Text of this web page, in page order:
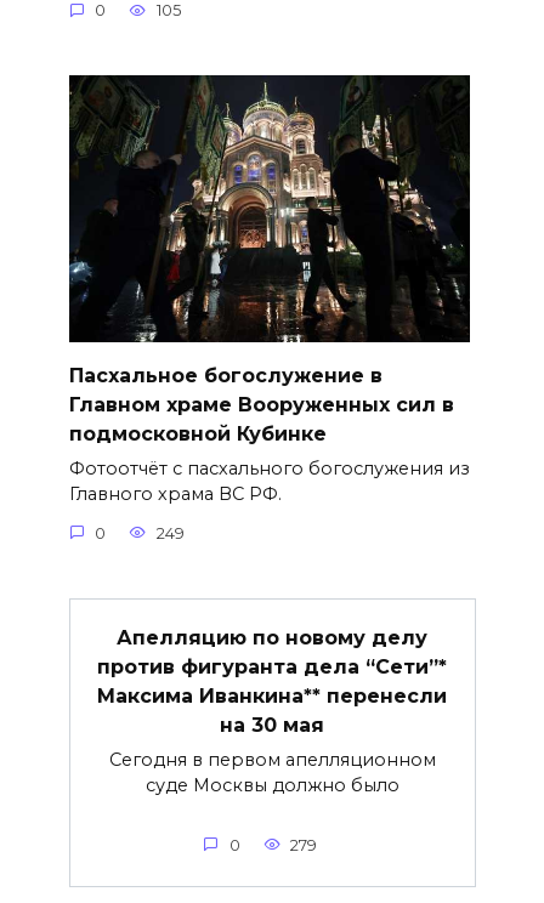
0 105
Пасхальное богослужение в
Главном храме Вооруженных сил в
подмосковной Кубинке
Фотоотчёт с пасхального богослужения из
Главного храма ВС РФ.
0 249
Апелляцию по новому делу
против фигуранта дела “Сети”*
Максима Иванкина** перенесли
на 30 мая
Сегодня в первом апелляционном
суде Москвы должно было
0 279